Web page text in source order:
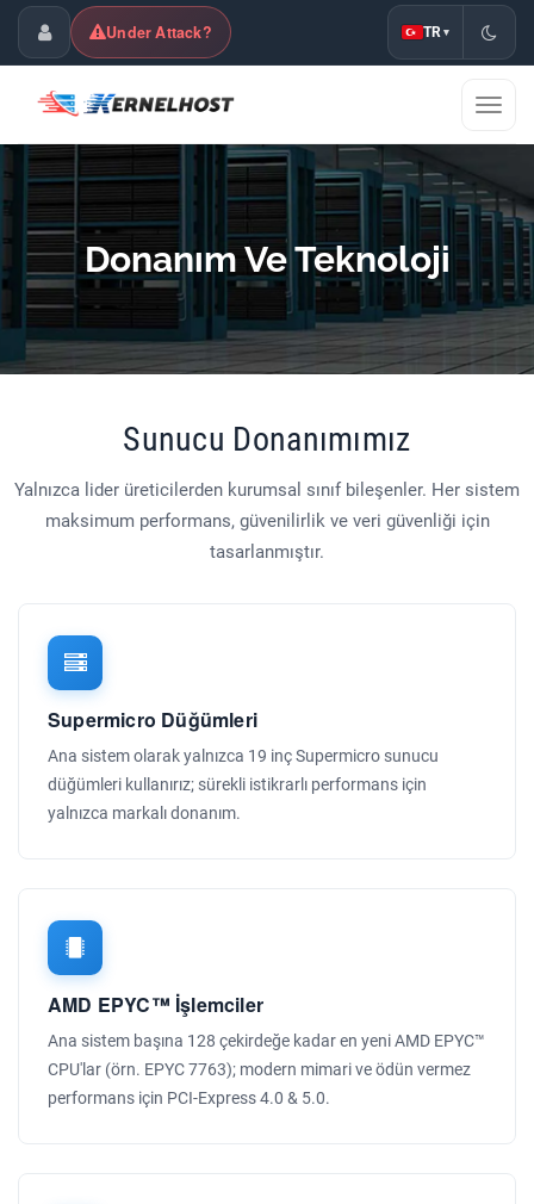
Müşteri PaneliUnder Attack? TR ▾
Donanım Ve Teknoloji
Sunucu Donanımımız
Yalnızca lider üreticilerden kurumsal sınıf bileşenler. Her sistem
maksimum performans, güvenilirlik ve veri güvenliği için
tasarlanmıştır.
Supermicro Düğümleri
Ana sistem olarak yalnızca 19 inç Supermicro sunucu
düğümleri kullanırız; sürekli istikrarlı performans için
yalnızca markalı donanım.
AMD EPYC™ İşlemciler
Ana sistem başına 128 çekirdeğe kadar en yeni AMD EPYC™
CPU'lar (örn. EPYC 7763); modern mimari ve ödün vermez
performans için PCI-Express 4.0 & 5.0.